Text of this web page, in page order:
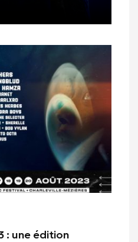
: une édition